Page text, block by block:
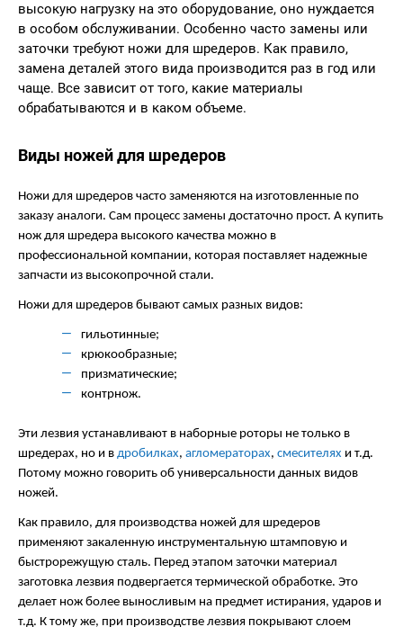
высокую нагрузку на это оборудование, оно нуждается
в особом обслуживании. Особенно часто замены или
заточки требуют ножи для шредеров. Как правило,
замена деталей этого вида производится раз в год или
чаще. Все зависит от того, какие материалы
обрабатываются и в каком объеме.
Виды ножей для шредеров
Ножи для шредеров часто заменяются на изготовленные по
заказу аналоги. Сам процесс замены достаточно прост. А купить
нож для шредера высокого качества можно в
профессиональной компании, которая поставляет надежные
запчасти из высокопрочной стали.
Ножи для шредеров бывают самых разных видов:
гильотинные;
крюкообразные;
призматические;
контрнож.
Эти лезвия устанавливают в наборные роторы не только в
шредерах, но и в дробилках, агломераторах, смесителях и т.д.
Потому можно говорить об универсальности данных видов
ножей.
Как правило, для производства ножей для шредеров
применяют закаленную инструментальную штамповую и
быстрорежущую сталь. Перед этапом заточки материал
заготовка лезвия подвергается термической обработке. Это
делает нож более выносливым на предмет истирания, ударов и
т.д. К тому же, при производстве лезвия покрывают слоем